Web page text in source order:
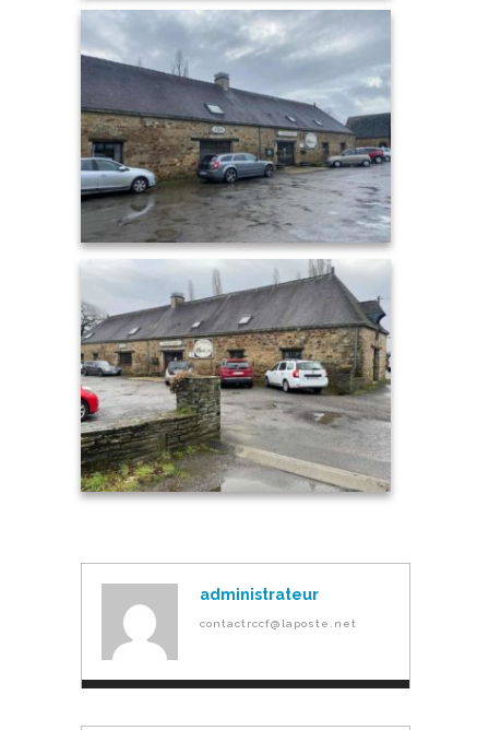
administrateur
contactrccf@laposte.net